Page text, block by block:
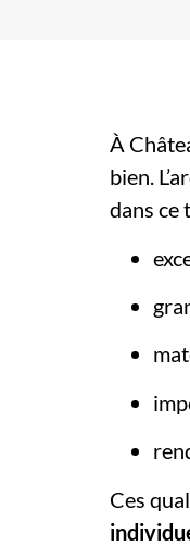
À
bien.
dans ce
Ces